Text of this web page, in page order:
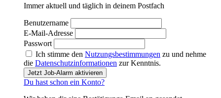
Immer aktuell und täglich in deinem Postfach
Benutzername
E-Mail-Adresse
Passwort
Ich stimme den Nutzungsbestimmungen zu und nehme
die Datenschutzinformationen zur Kenntnis.
Jetzt Job-Alarm aktivieren
Du hast schon ein Konto?